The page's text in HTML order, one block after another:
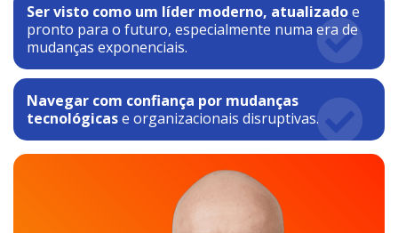
Ser visto como um líder moderno, atualizadoe
pronto para o futuro, especialmente numa era de
mudanças exponenciais.
Navegar com confiança por mudanças
tecnológicase organizacionais disruptivas.